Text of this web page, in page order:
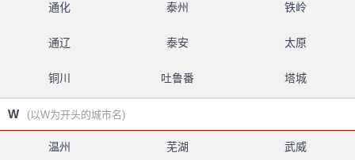
通化 泰州 铁岭
通辽 泰安 太原
铜川 吐鲁番 塔城
W (以W为开头的城市名)
温州 芜湖 武威